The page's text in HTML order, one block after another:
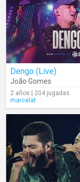
Dengo (Live)
João Gomes
2 años | 204 jugadas
marcelat